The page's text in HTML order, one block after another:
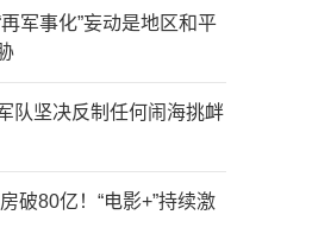
军事化”妄动是地区和平
队坚决反制任何闹海挑衅
破80亿！“电影+”持续激